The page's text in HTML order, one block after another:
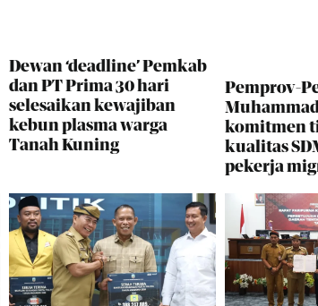
Dewan ‘deadline’ Pemkab
dan PT Prima 30 hari
selesaikan kewajiban
kebun plasma warga
Tanah Kuning
Pemprov-
komitmen
kualitas
pekerja